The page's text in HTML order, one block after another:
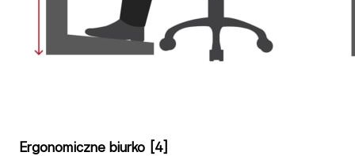
Ergonomiczne biurko [4]